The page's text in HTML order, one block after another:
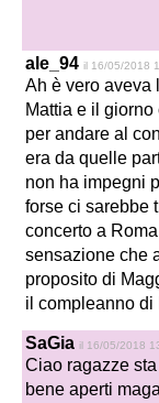
ale_94 il 16/05/2018
Ah è vero aveva
Mattia e il
per andare al
era da quelle
non ha impegni
forse ci sarebbe
concerto a
sensazione che
proposito di
il compleanno di
SaGia il 16/05/2018
Ciao ragazze
bene aperti